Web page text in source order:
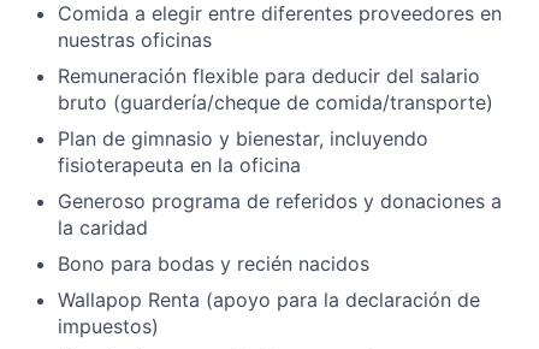
Comida a elegir entre diferentes proveedores en
nuestras oficinas
Remuneración flexible para deducir del salario
bruto (guardería/cheque de comida/transporte)
Plan de gimnasio y bienestar, incluyendo
fisioterapeuta en la oficina
Generoso programa de referidos y donaciones a
la caridad
Bono para bodas y recién nacidos
Wallapop Renta (apoyo para la declaración de
impuestos)